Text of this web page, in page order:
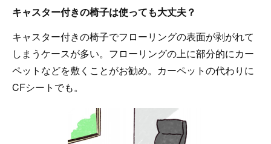
キャスター付きの椅子は使っても大丈夫？
キャスター付きの椅子でフローリングの表面が剥がれて
しまうケースが多い。フローリングの上に部分的にカー
ペットなどを敷くことがお勧め。カーペットの代わりに
CFシートでも。